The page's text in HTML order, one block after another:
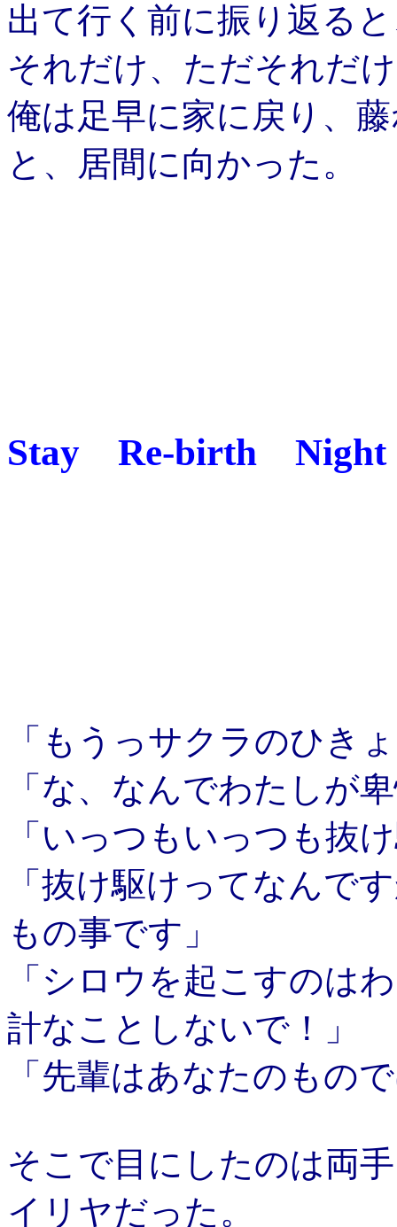
出て行く前に振り返る
それだけ、ただそれだ
俺は足早に家に戻り、
と、居間に向かった。
Stay Re-birth
「もうっサクラのひき
「な、なんでわたしが
「いっつもいっつも抜
「抜け駆けってなんで
もの事です」
「シロウを起こすのは
計なことしないで！」
「先輩はあなたのもの
そこで目にしたのは両
イリヤだった。